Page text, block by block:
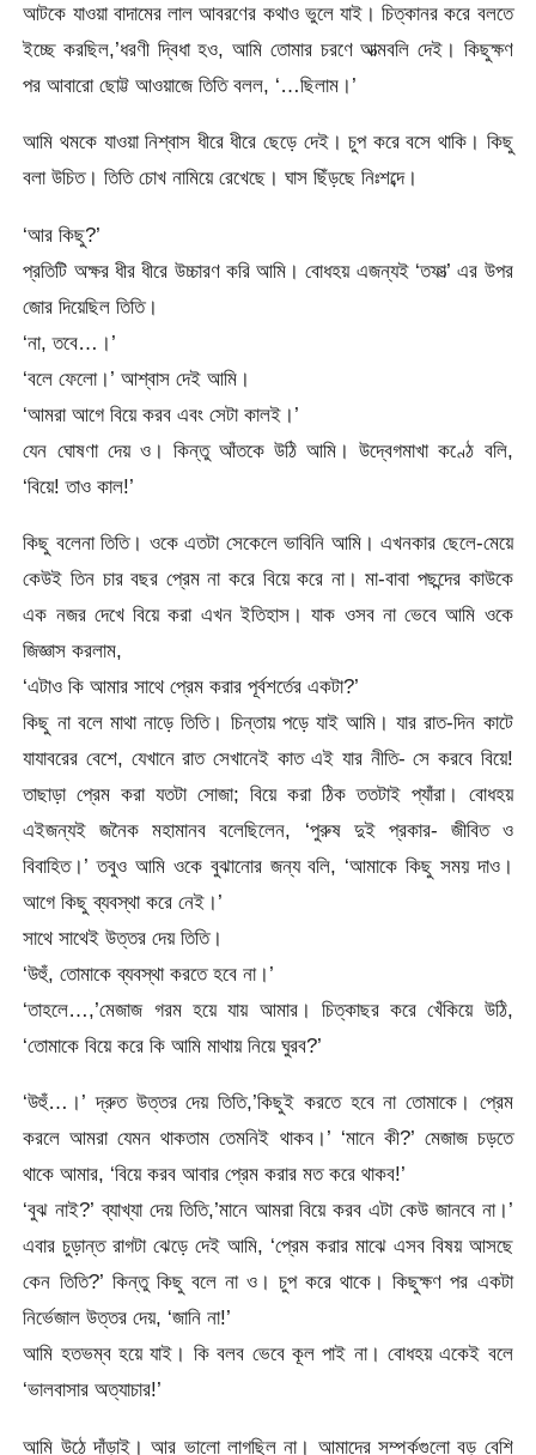
আটকে যাওয়া বাদামের লাল আবরণের কথাও ভুলে যাই। চিত্কানর করে বলতে
ইচ্ছে করছিল,’ধরণী দ্বিধা হও, আমি তোমার চরণে আত্মবলি দেই। কিছুক্ষণ
পর আবারো ছোট্ট আওয়াজে তিতি বলল, ‘…ছিলাম।’
আমি থমকে যাওয়া নিশ্বাস ধীরে ধীরে ছেড়ে দেই। চুপ করে বসে থাকি। কিছু
বলা উচিত। তিতি চোখ নামিয়ে রেখেছে। ঘাস ছিঁড়ছে নিঃশব্দে।
‘আর কিছু?’
প্রতিটি অক্ষর ধীর ধীরে উচ্চারণ করি আমি। বোধহয় এজন্যই ‘তফাত্‍’ এর উপর
জোর দিয়েছিল তিতি।
‘না, তবে…।’
‘বলে ফেলো।’ আশ্বাস দেই আমি।
‘আমরা আগে বিয়ে করব এবং সেটা কালই।’
যেন ঘোষণা দেয় ও। কিন্তু আঁতকে উঠি আমি। উদ্বেগমাখা কণ্ঠে বলি,
‘বিয়ে! তাও কাল!’
কিছু বলেনা তিতি। ওকে এতটা সেকেলে ভাবিনি আমি। এখনকার ছেলে-মেয়ে
কেউই তিন চার বছর প্রেম না করে বিয়ে করে না। মা-বাবা পছন্দের কাউকে
এক নজর দেখে বিয়ে করা এখন ইতিহাস। যাক ওসব না ভেবে আমি ওকে
জিজ্ঞাস করলাম,
‘এটাও কি আমার সাথে প্রেম করার পূর্বশর্তের একটা?’
কিছু না বলে মাথা নাড়ে তিতি। চিন্তায় পড়ে যাই আমি। যার রাত-দিন কাটে
যাযাবরের বেশে, যেখানে রাত সেখানেই কাত এই যার নীতি- সে করবে বিয়ে!
তাছাড়া প্রেম করা যতটা সোজা; বিয়ে করা ঠিক ততটাই প্যাঁরা। বোধহয়
এইজন্যই জনৈক মহামানব বলেছিলেন, ‘পুরুষ দুই প্রকার- জীবিত ও
বিবাহিত।’ তবুও আমি ওকে বুঝানোর জন্য বলি, ‘আমাকে কিছু সময় দাও।
আগে কিছু ব্যবস্থা করে নেই।’
সাথে সাথেই উত্তর দেয় তিতি।
‘উহুঁ, তোমাকে ব্যবস্থা করতে হবে না।’
‘তাহলে…,’মেজাজ গরম হয়ে যায় আমার। চিত্কাছর করে খেঁকিয়ে উঠি,
‘তোমাকে বিয়ে করে কি আমি মাথায় নিয়ে ঘুরব?’
‘উহুঁ…।’ দ্রুত উত্তর দেয় তিতি,’কিছুই করতে হবে না তোমাকে। প্রেম
করলে আমরা যেমন থাকতাম তেমনিই থাকব।’ ‘মানে কী?’ মেজাজ চড়তে
থাকে আমার, ‘বিয়ে করব আবার প্রেম করার মত করে থাকব!’
‘বুঝ নাই?’ ব্যাখ্যা দেয় তিতি,’মানে আমরা বিয়ে করব এটা কেউ জানবে না।’
এবার চুড়ান্ত রাগটা ঝেড়ে দেই আমি, ‘প্রেম করার মাঝে এসব বিষয় আসছে
কেন তিতি?’ কিন্তু কিছু বলে না ও। চুপ করে থাকে। কিছুক্ষণ পর একটা
নির্ভেজাল উত্তর দেয়, ‘জানি না!’
আমি হতভম্ব হয়ে যাই। কি বলব ভেবে কূল পাই না। বোধহয় একেই বলে
‘ভালবাসার অত্যাচার!’
আমি উঠে দাঁড়াই। আর ভালো লাগছিল না। আমাদের সম্পর্কগুলো বড় বেশি